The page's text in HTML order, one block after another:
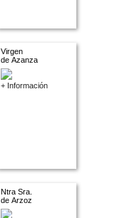
Virgen
de Azanza
+ Información
Ntra Sra.
de Arzoz